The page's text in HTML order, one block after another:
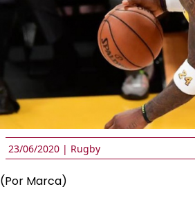
23/06/2020 | Rugby
(Por Marca)